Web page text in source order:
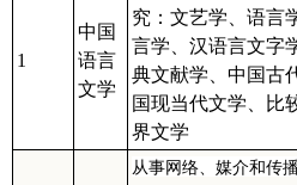
1
中国
语言
文学
究：文艺学、语言
言学、汉语言文字
典文献学、中国古
国现当代文学、比
界文学
从事网络、媒介和传